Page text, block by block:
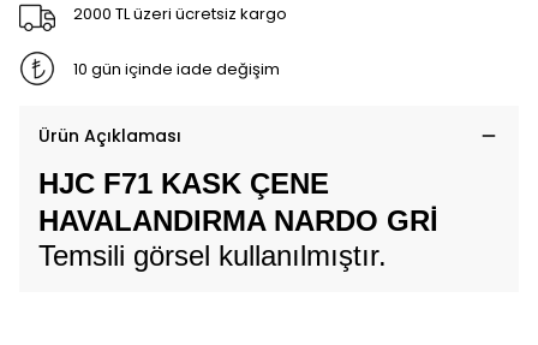
2000 TL üzeri ücretsiz kargo
10 gün içinde iade değişim
Ürün Açıklaması
HJC F71 KASK ÇENE
HAVALANDIRMA NARDO GRİ
Temsili görsel kullanılmıştır.